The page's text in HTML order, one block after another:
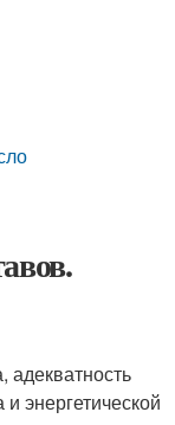
адекватность
энергетической